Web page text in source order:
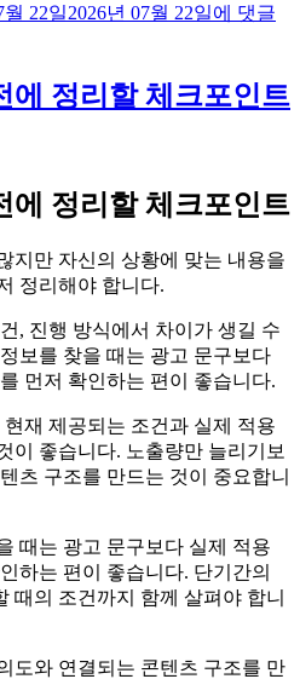
월 22일2026년 07월 22일백
전
할
질
적
기
준
에 댓글
에 정리할 체크포인트
에 정리할 체크포인트
지만 자신의 상황에 맞는 내용을
정리해야 합니다.
, 진행 방식에서 차이가 생길 수
보를 찾을 때는 광고 문구보다
먼저 확인하는 편이 좋습니다.
재 제공되는 조건과 실제 적용
이 좋습니다. 노출량만 늘리기보
츠 구조를 만드는 것이 중요합니
때는 광고 문구보다 실제 적용
하는 편이 좋습니다. 단기간의
때의 조건까지 함께 살펴야 합니
도와 연결되는 콘텐츠 구조를 만